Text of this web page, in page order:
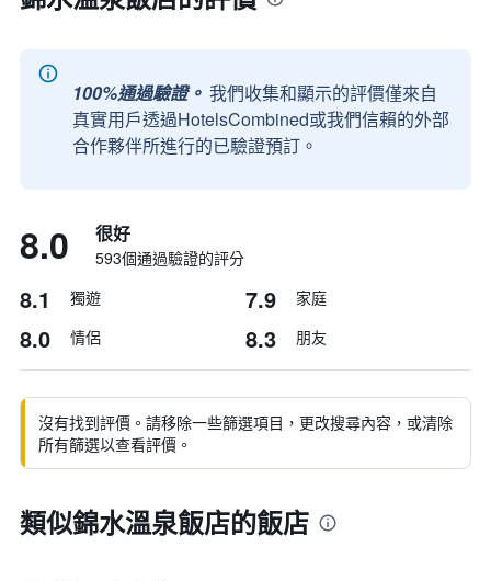
100%通過驗證。 我們收集和顯示的評價僅來自
真實用戶透過HotelsCombined或我們信賴的外部
合作夥伴所進行的已驗證預訂。
8.0 很好
593個通過驗證的評分
8.1 獨遊 7.9 家庭
8.0 情侶 8.3 朋友
沒有找到評價。請移除一些篩選項目，更改搜尋內容，或清除
所有篩選以查看評價。
類似錦水溫泉飯店的飯店